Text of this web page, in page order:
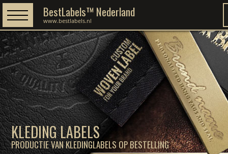
KLEDING LABELS
PRODUCTIE VAN KLEDINGLABELS OP BESTELLING
BestLabels™ Nederland
www.bestlabels.nl